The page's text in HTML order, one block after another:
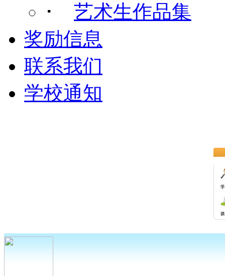
･ 艺术生作品集
奖励信息
联系我们
学校通知